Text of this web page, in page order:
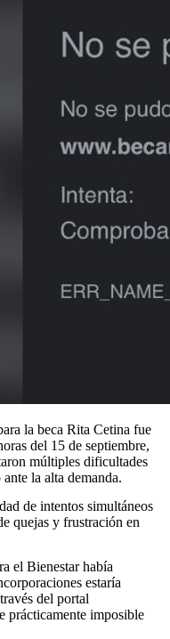
la beca Rita Cetina fue
del 15 de septiembre,
múltiples dificultades
la alta demanda.
de intentos simultáneos
quejas y frustración en
el Bienestar había
estaría
del portal
prácticamente imposible